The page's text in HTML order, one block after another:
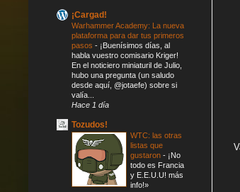
¡Cargad!
Warhammer Academy: La nueva
plataforma para dar tus primeros
pasos - ¡Buenísimos días, al
habla vuestro comisario Kriger!
En el noticiero miniaturil de Julio,
hubo una pregunta (un saludo
desde aquí, @jotaefe) sobre si
valía...
Hace 1 día
Tozudos!
WTC: las otras
listas que
gustaron - ¡No
todo es Francia
y E.E.U.U! más
info!»